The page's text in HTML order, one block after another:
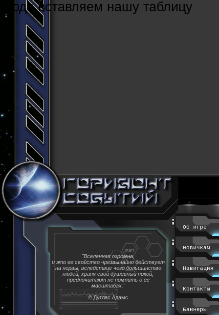
Cюда вставляем нашу таблицу
"Вселенная огромна,
и это ее свойство чрезвычайно действует
на нервы, вследствие чего большинство
людей, храня свой душевный покой,
предпочитают не помнить о ее
масштабах."
© Дуглас Адамс
Об игре
Новичкам
Навигация
Контакты
Баннеры